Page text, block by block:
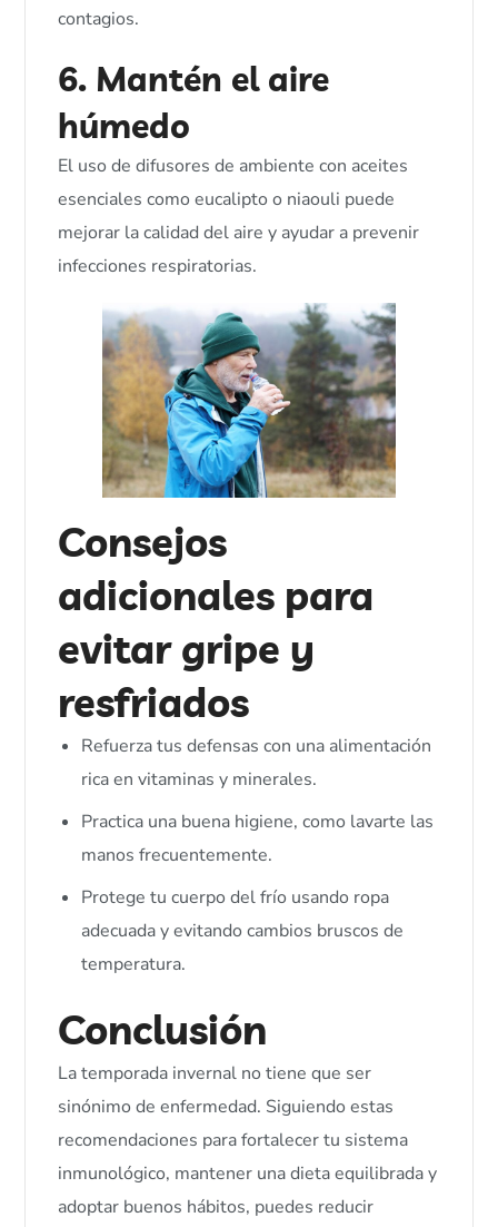
contagios.
6. Mantén el aire
húmedo
El uso de difusores de ambiente con aceites
esenciales como eucalipto o niaouli puede
mejorar la calidad del aire y ayudar a prevenir
infecciones respiratorias.
Consejos
adicionales para
evitar gripe y
resfriados
Refuerza tus defensas con una alimentación
rica en vitaminas y minerales.
Practica una buena higiene, como lavarte las
manos frecuentemente.
Protege tu cuerpo del frío usando ropa
adecuada y evitando cambios bruscos de
temperatura.
Conclusión
La temporada invernal no tiene que ser
sinónimo de enfermedad. Siguiendo estas
recomendaciones para fortalecer tu sistema
inmunológico, mantener una dieta equilibrada y
adoptar buenos hábitos, puedes reducir